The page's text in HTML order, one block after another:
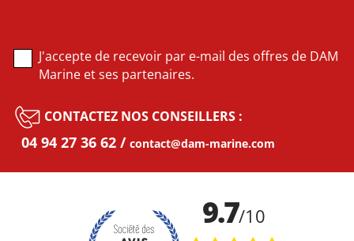
J'accepte de recevoir par e-mail des offres de DAM
Marine et ses partenaires.
CONTACTEZ NOS CONSEILLERS :
04 94 27 36 62 contact@dam-marine.com